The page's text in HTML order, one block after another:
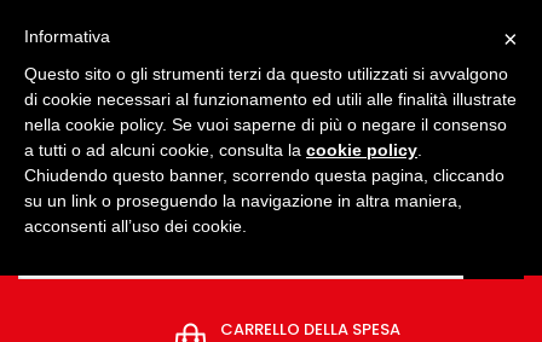
CARRELLO DELLA SPESA
×
Informativa
Questo sito o gli strumenti terzi da questo utilizzati si avvalgono
di cookie necessari al funzionamento ed utili alle finalità illustrate
nella cookie policy. Se vuoi saperne di più o negare il consenso
a tutti o ad alcuni cookie, consulta la cookie policy
Chiudendo questo banner, scorrendo questa pagina, cliccando
su un link o proseguendo la navigazione in altra maniera,
acconsenti all’uso dei cookie.